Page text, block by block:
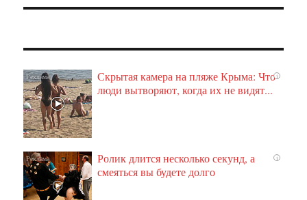
i
Скрытая камера на пляже Крыма: Что
люди вытворяют, когда их не видят...
i
Ролик длится несколько секунд, а
смеяться вы будете долго